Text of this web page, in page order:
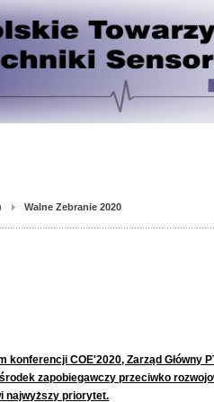
Walne Zebranie 2020
konferencji COE'2020, Zarząd Główny
zapobiegawczy przeciwko
najwyższy priorytet.